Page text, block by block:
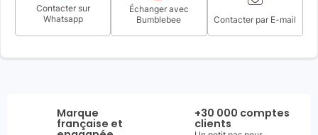
Contacter sur
Whatsapp
Échanger avec
Bumblebee
Contacter par E-mail
Marque
française et
+30 000 comptes
clients